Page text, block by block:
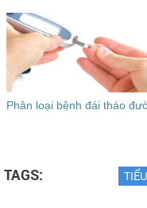
Phân loại bệnh đái tháo
TAGS: